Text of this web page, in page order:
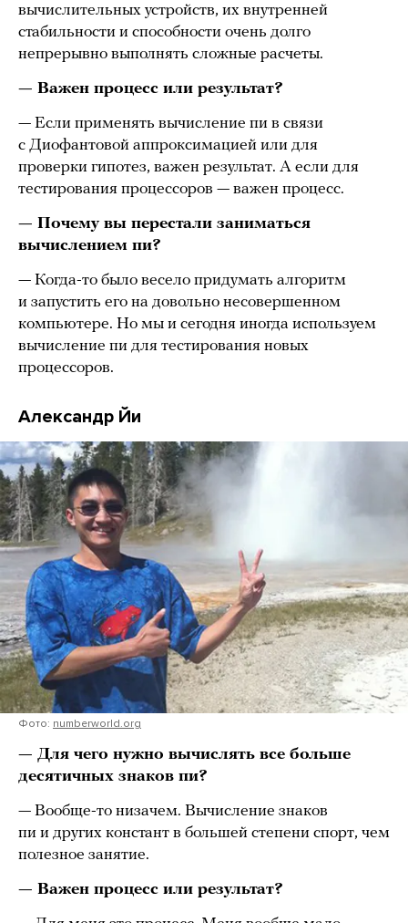
вычислительных устройств, их внутренней
стабильности и способности очень долго
непрерывно выполнять сложные расчеты.
— Важен процесс или результат?
— Если применять вычисление пи в связи
с Диофантовой аппроксимацией или для
проверки гипотез, важен результат. А если для
тестирования процессоров — важен процесс.
— Почему вы перестали заниматься
вычислением пи?
— Когда-то было весело придумать алгоритм
и запустить его на довольно несовершенном
компьютере. Но мы и сегодня иногда используем
вычисление пи для тестирования новых
процессоров.
Александр Йи
Фото: numberworld.org
— Для чего нужно вычислять все больше
десятичных знаков пи?
— Вообще-то низачем. Вычисление знаков
пи и других констант в большей степени спорт, чем
полезное занятие.
— Важен процесс или результат?